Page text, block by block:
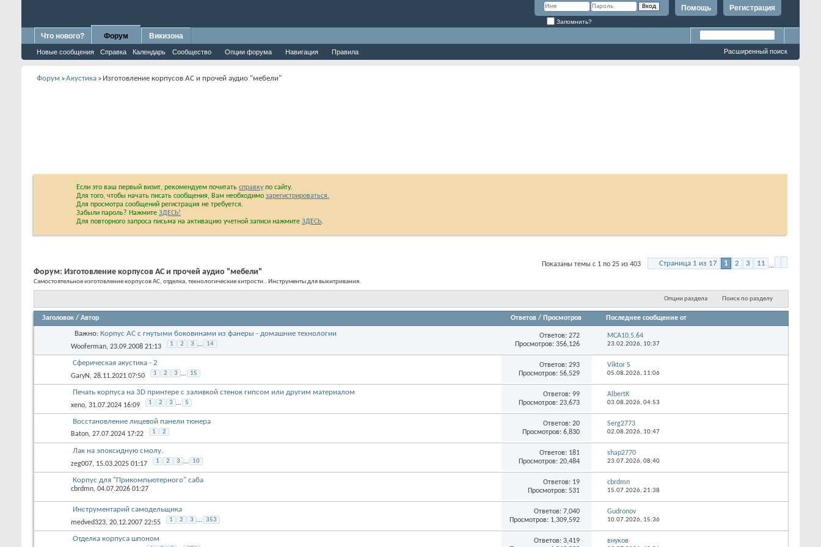
Регистрация
Помощь
Запомнить?
Что нового? Форум
Новые сообщения Справка Календарь Сообщество Опции форума Навигация Правила
Викизона
Расширенный поиск
Если это ваш первый визит, рекомендуем почитатьсправкупо сайту.
Для того, чтобы начать писать сообщения, Вам необходимо
Для просмотра сообщений регистрация не требуется.
Забыли пароль? НажмитеЗДЕСЬ!
Страница 1 из 17 1 2 3 11
Форум:Изготовление корпусов АС и прочей аудио "мебели"
Самостоятельное изготовление корпусов АС, отделка, технологические хитрости.. Инструменты для выхитривания.
Опции раздела Поиск по разделу
Заголовок/Автор Ответов/Просмотров Последнее сообщение от
Важно: Корпус АС с гнутыми боковинами из фанеры - домашние технологии
Wooferman, 23.09.2008 21:13 1 2 3 ... 14
Ответов:272
Просмотров: 356,126
MCA10.5.64
23.02.2026,10:37
Сферическая акустика - 2
GaryN, 28.11.2021 07:50 1 2 3 ... 15
Ответов:293
Просмотров: 56,529
Viktor S
05.08.2026,11:06
Печать корпуса на 3D принтере с заливкой стенок гипсом или другим материалом
xeno, 31.07.2024 16:09 1 2 3 ... 5
Ответов:99
Просмотров: 23,673
AlbertK
03.08.2026,04:53
Восстановление лицевой панели тюнера
Baton, 27.07.2024 17:22 1 2
Ответов:20
Просмотров: 6,830
Serg2773
02.08.2026,10:47
Лак на эпоксидную смолу.
zeg007, 15.03.2025 01:17 1 2 3 ... 10
Ответов:181
Просмотров: 20,484
shap2770
23.07.2026,08:40
Корпус для "Прикомпьютерного" саба Ответов:19
Просмотров: 531
cbrdmn
15.07.2026,21:38
Инструментарий самодельщика
medved323, 20.12.2007 22:55 1 2 3 ... 353
Ответов:7,040
Просмотров: 1,309,592
Gudronov
10.07.2026,15:36